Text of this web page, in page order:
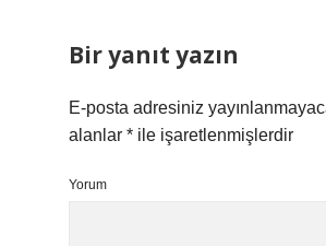
Bir yanıt yazın
E-posta adresiniz
alanlar * ile işaretlenmişlerdir
Yorum